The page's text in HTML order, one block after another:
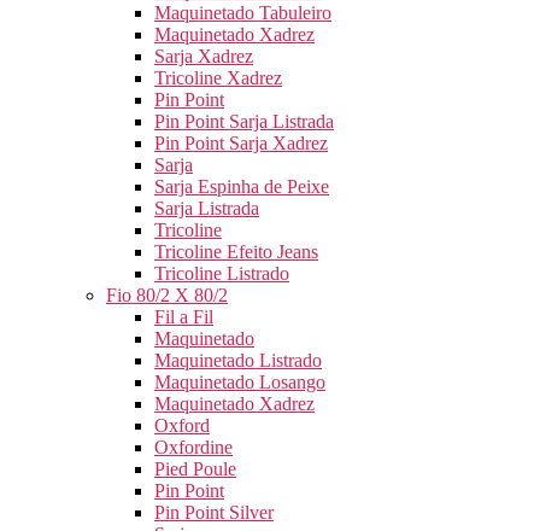
Maquinetado Tabuleiro
Maquinetado Xadrez
Sarja Xadrez
Tricoline Xadrez
Pin Point
Pin Point Sarja Listrada
Pin Point Sarja Xadrez
Sarja
Sarja Espinha de Peixe
Sarja Listrada
Tricoline
Tricoline Efeito Jeans
Tricoline Listrado
Fio 80/2 X 80/2
Fil a Fil
Maquinetado
Maquinetado Listrado
Maquinetado Losango
Maquinetado Xadrez
Oxford
Oxfordine
Pied Poule
Pin Point
Pin Point Silver